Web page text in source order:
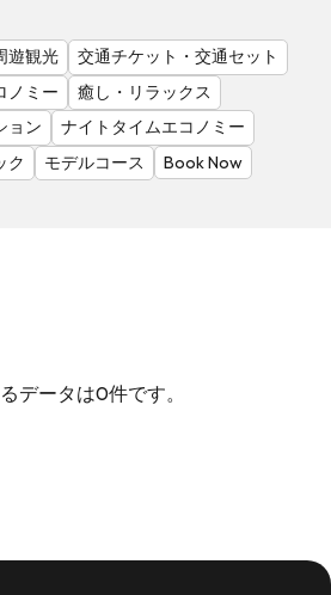
遊観光
交通チケット・交通セット
ノミー
癒し・リラックス
ョン
ナイトタイムエコノミー
ク モデルコース Book Now
データは0件です。